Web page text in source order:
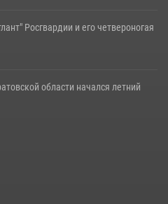
Росгвардии и его четвероногая
области начался летний